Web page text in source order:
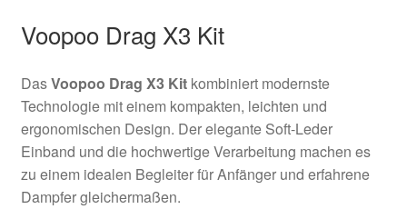
Voopoo Drag X3 Kit
DasVoopoo Drag X3 Kitkombiniert modernste
Technologie mit einem kompakten, leichten und
ergonomischen Design. Der elegante Soft-Leder
Einband und die hochwertige Verarbeitung machen es
zu einem idealen Begleiter für Anfänger und erfahrene
Dampfer gleichermaßen.